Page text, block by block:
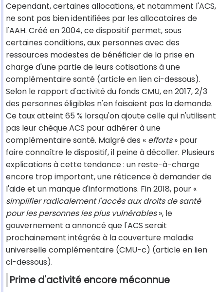
Cependant, certaines allocations, et notamment l'ACS,
ne sont pas bien identifiées par les allocataires de
l'AAH. Créé en 2004, ce dispositif permet, sous
certaines conditions, aux personnes avec des
ressources modestes de bénéficier de la prise en
charge d'une partie de leurs cotisations à une
complémentaire santé (article en lien ci-dessous).
Selon le rapport d'activité du fonds CMU, en 2017, 2/3
des personnes éligibles n'en faisaient pas la demande.
Ce taux atteint 65 % lorsqu'on ajoute celle qui n'utilisent
pas leur chèque ACS pour adhérer à une
complémentaire santé. Malgré des « efforts» pour
faire connaître le dispositif, il peine à décoller. Plusieurs
explications à cette tendance : un reste-à-charge
encore trop important, une réticence à demander de
l'aide et un manque d'informations. Fin 2018, pour «
simplifier radicalement l'accès aux droits de santé
pour les personnes les plus vulnérables», le
gouvernement a annoncé que l'ACS serait
prochainement intégrée à la couverture maladie
universelle complémentaire (CMU-c) (article en lien
ci-dessous).
Prime d'activité encore méconnue